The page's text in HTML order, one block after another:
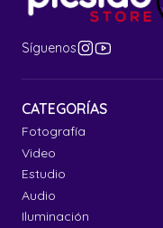
Síguenos
CATEGORÍAS
Fotografía
Video
Estudio
Audio
Iluminación